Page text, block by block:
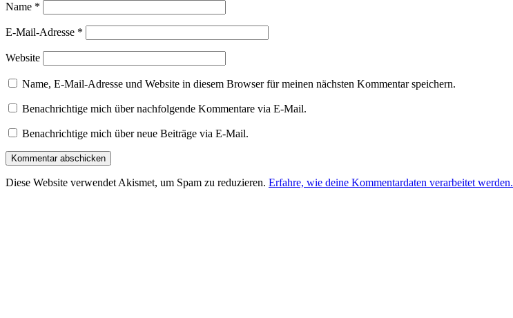
Name *
E-Mail-Adresse *
Website
Name, E-Mail-Adresse und Website in diesem Browser für meinen nächsten Kommentar speichern.
Benachrichtige mich über nachfolgende Kommentare via E-Mail.
Benachrichtige mich über neue Beiträge via E-Mail.
Diese Website verwendet Akismet, um Spam zu reduzieren. Erfahre, wie deine Kommentardaten verarbeitet werden.